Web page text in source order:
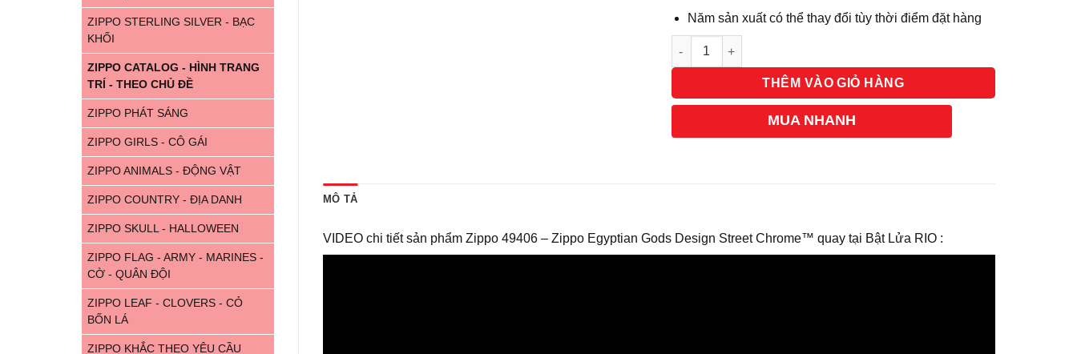
ZIPPO STERLING SILVER - BẠC
KHỐI
ZIPPO CATALOG - HÌNH TRANG
TRÍ - THEO CHỦ ĐỀ
ZIPPO PHÁT SÁNG
ZIPPO GIRLS - CÔ GÁI
ZIPPO ANIMALS - ĐỘNG VẬT
ZIPPO COUNTRY - ĐỊA DANH
ZIPPO SKULL - HALLOWEEN
ZIPPO FLAG - ARMY - MARINES -
CỜ - QUÂN ĐỘI
ZIPPO LEAF - CLOVERS - CỎ
BỐN LÁ
ZIPPO KHẮC THEO YÊU CẦU
Năm sản xuất có thể thay đổi tùy thời điểm đặt hàng
Số lượng
THÊM VÀO GIỎ HÀNG
MUA NHANH
MÔ TẢ
VIDEO chi tiết sản phẩm Zippo 49406 – Zippo Egyptian Gods Design Street Chrome™ quay tại Bật Lửa RIO :